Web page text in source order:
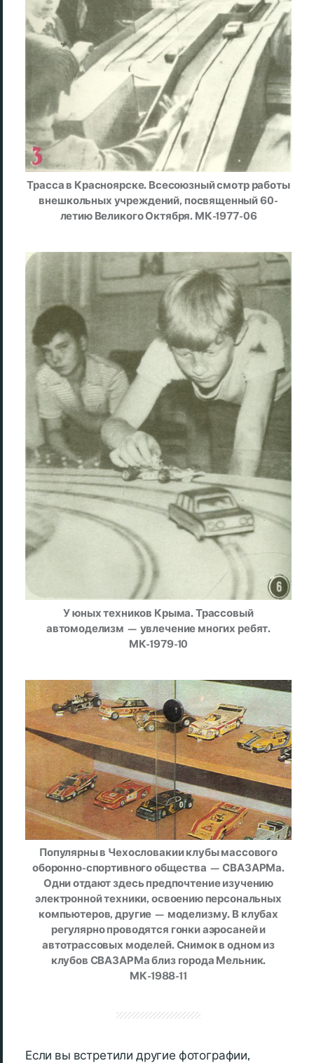
Трасса в Красноярске. Всесоюзный смотр работы
внешкольных учреждений, посвященный 60-
летию Великого Октября. МК-1977-06
У юных техников Крыма. Трассовый
автомоделизм — увлечение многих ребят.
МК-1979-10
Популярны в Чехословакии клубы массового
оборонно-спортивного общества — СВАЗАРМа.
Одни отдают здесь предпочтение изучению
электронной техники, освоению персональных
компьютеров, другие — моделизму. В клубах
регулярно проводятся гонки аэросаней и
автотрассовых моделей. Снимок в одном из
клубов СВАЗАРМа близ города Мельник.
МК-1988-11
Если вы встретили другие фотографии,